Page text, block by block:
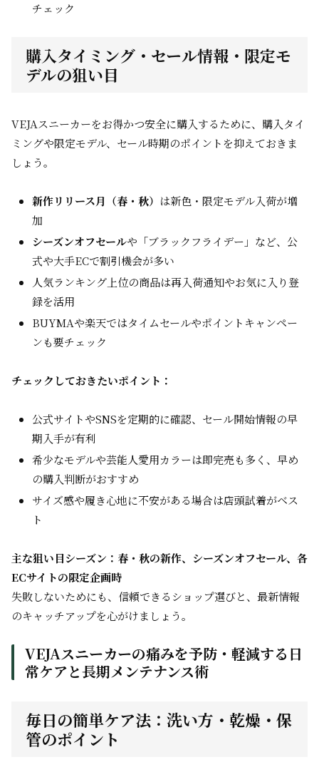
チェック
購入タイミング・セール情報・限定モ
デルの狙い目
VEJAスニーカーをお得かつ安全に購入するために、購入タイ
ミングや限定モデル、セール時期のポイントを抑えておきま
しょう。
新作リリース月（春・秋） は新色・限定モデル入荷が増
加
シーズンオフセールや「ブラックフライデー」など、公
式や大手ECで割引機会が多い
人気ランキング上位の商品は再入荷通知やお気に入り登
録を活用
BUYMAや楽天ではタイムセールやポイントキャンペー
ンも要チェック
チェックしておきたいポイント：
公式サイトやSNSを定期的に確認、セール開始情報の早
期入手が有利
希少なモデルや芸能人愛用カラーは即完売も多く、早め
の購入判断がおすすめ
サイズ感や履き心地に不安がある場合は店頭試着がベス
ト
主な狙い目シーズン：春・秋の新作、シーズンオフセール、各
ECサイトの限定企画時
失敗しないためにも、信頼できるショップ選びと、最新情報
のキャッチアップを心がけましょう。
VEJAスニーカーの痛みを予防・軽減する日
常ケアと長期メンテナンス術
毎日の簡単ケア法：洗い方・乾燥・保
管のポイント